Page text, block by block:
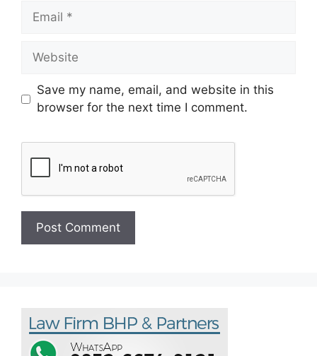
Save my name, email, and website in this
browser for the next time I comment.